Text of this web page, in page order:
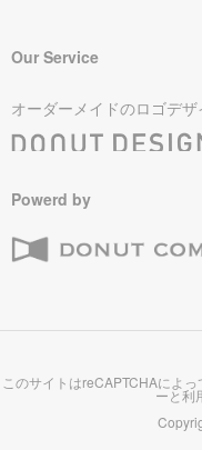
Our Service
オーダーメイドのロゴデ
Powerd by
このサイトはreCAPTCHAによ
ーと利